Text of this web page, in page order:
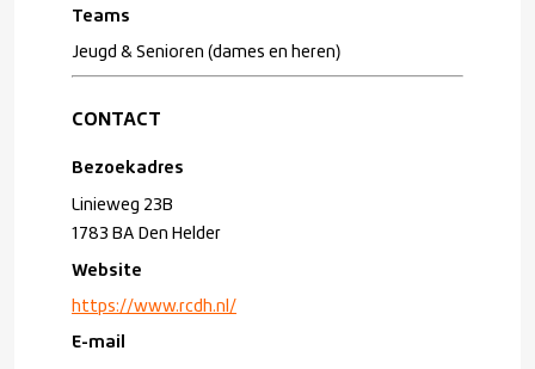
Teams
Jeugd & Senioren (dames en heren)
CONTACT
Bezoekadres
Linieweg 23B
1783 BA Den Helder
Website
https://www.rcdh.nl/
E-mail